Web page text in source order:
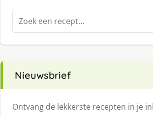
Zoeken
naar:
Nieuwsbrief
Ontvang de lekkerste recepten in je